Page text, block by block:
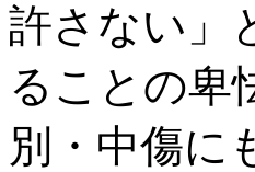
許さない」
ることの卑
別・中傷に